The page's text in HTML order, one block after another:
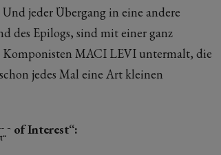
jeder Übergang in eine andere
des Epilogs, sind mit einer ganz
Komponisten MACI LEVI untermalt, die
jedes Mal eine Art kleinen
of Interest“: